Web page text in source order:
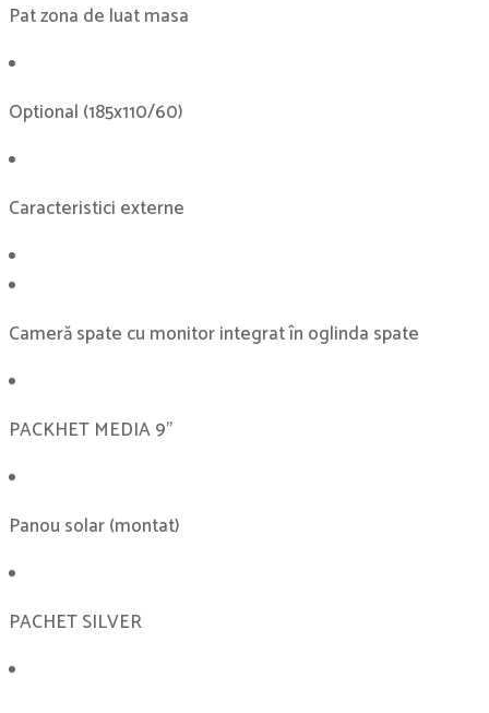
Pat zona de luat masa
Optional (185x110/60)
Caracteristici externe
Cameră spate cu monitor integrat în oglinda spate
PACKHET MEDIA 9''
Panou solar (montat)
PACHET SILVER